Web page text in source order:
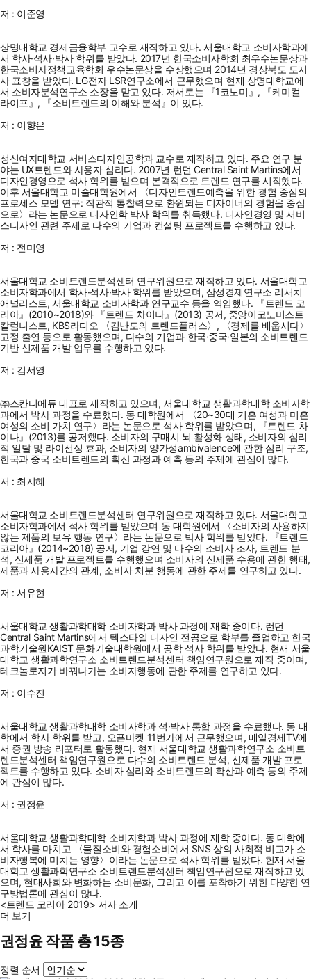
저 : 이준영
상명대학교 경제금융학부 교수로 재직하고 있다. 서울대학교 소비자학과에
서 학사·석사·박사 학위를 받았다. 2017년 한국소비자학회 최우수논문상과
한국소비자정책교육학회 우수논문상을 수상했으며 2014년 경상북도 도지
사 표창을 받았다. LG전자 LSR연구소에서 근무했으며 현재 상명대학교에
서 소비자분석연구소 소장을 맡고 있다. 저서로는 『1코노미』, 『케미컬
라이프』, 『소비트렌드의 이해와 분석』이 있다.
저 : 이향은
성신여자대학교 서비스디자인공학과 교수로 재직하고 있다. 주요 연구 분
야는 UX트렌드와 사용자 심리다. 2007년 런던 Central Saint Martins에서
디자인경영으로 석사 학위를 받으며 본격적으로 트렌드 연구를 시작했다.
이후 서울대학교 미술대학원에서 〈디자인트렌드예측을 위한 경험 중심의
프로세스 모델 연구: 직관적 통찰력으로 환원되는 디자이너의 경험을 중심
으로〉라는 논문으로 디자인학 박사 학위를 취득했다. 디자인경영 및 서비
스디자인 관련 주제로 다수의 기업과 컨설팅 프로젝트를 수행하고 있다.
저 : 전미영
서울대학교 소비트렌드분석센터 연구위원으로 재직하고 있다. 서울대학교
소비자학과에서 학사·석사·박사 학위를 받았으며, 삼성경제연구소 리서치
애널리스트, 서울대학교 소비자학과 연구교수 등을 역임했다. 『트렌드 코
리아』(2010~2018)와 『트렌드 차이나』(2013) 공저, 중앙이코노미스트
칼럼니스트, KBS라디오 〈김난도의 트렌드플러스〉, 〈경제를 배웁시다〉
고정 출연 등으로 활동했으며, 다수의 기업과 한국·중국·일본의 소비트렌드
기반 신제품 개발 업무를 수행하고 있다.
저 : 김서영
㈜스칸디에듀 대표로 재직하고 있으며, 서울대학교 생활과학대학 소비자학
과에서 박사 과정을 수료했다. 동 대학원에서 〈20~30대 기혼 여성과 미혼
여성의 소비 가치 연구〉라는 논문으로 석사 학위를 받았으며, 『트렌드 차
이나』(2013)를 공저했다. 소비자의 구매시 뇌 활성화 상태, 소비자의 심리
적 일탈 및 라이선싱 효과, 소비자의 양가성ambivalence에 관한 심리 구조,
한국과 중국 소비트렌드의 확산 과정과 예측 등의 주제에 관심이 많다.
저 : 최지혜
서울대학교 소비트렌드분석센터 연구위원으로 재직하고 있다. 서울대학교
소비자학과에서 석사 학위를 받았으며 동 대학원에서 〈소비자의 사용하지
않는 제품의 보유 행동 연구〉라는 논문으로 박사 학위를 받았다. 『트렌드
코리아』(2014~2018) 공저, 기업 강연 및 다수의 소비자 조사, 트렌드 분
석, 신제품 개발 프로젝트를 수행했으며 소비자의 신제품 수용에 관한 행태,
제품과 사용자간의 관계, 소비자 처분 행동에 관한 주제를 연구하고 있다.
저 : 서유현
서울대학교 생활과학대학 소비자학과 박사 과정에 재학 중이다. 런던
Central Saint Martins에서 텍스타일 디자인 전공으로 학부를 졸업하고 한국
과학기술원KAIST 문화기술대학원에서 공학 석사 학위를 받았다. 현재 서울
대학교 생활과학연구소 소비트렌드분석센터 책임연구원으로 재직 중이며,
테크놀로지가 바꿔나가는 소비자행동에 관한 주제를 연구하고 있다.
저 : 이수진
서울대학교 생활과학대학 소비자학과 석·박사 통합 과정을 수료했다. 동 대
학에서 학사 학위를 받고, 오픈마켓 11번가에서 근무했으며, 매일경제TV에
서 증권 방송 리포터로 활동했다. 현재 서울대학교 생활과학연구소 소비트
렌드분석센터 책임연구원으로 다수의 소비트렌드 분석, 신제품 개발 프로
젝트를 수행하고 있다. 소비자 심리와 소비트렌드의 확산과 예측 등의 주제
에 관심이 많다.
저 : 권정윤
서울대학교 생활과학대학 소비자학과 박사 과정에 재학 중이다. 동 대학에
서 학사를 마치고 〈물질소비와 경험소비에서 SNS 상의 사회적 비교가 소
비자행복에 미치는 영향〉이라는 논문으로 석사 학위를 받았다. 현재 서울
대학교 생활과학연구소 소비트렌드분석센터 책임연구원으로 재직하고 있
으며, 현대사회와 변화하는 소비문화, 그리고 이를 포착하기 위한 다양한 연
구방법론에 관심이 많다.
<트렌드 코리아 2019> 저자 소개
더 보기
권정윤 작품 총 15종
정렬 순서